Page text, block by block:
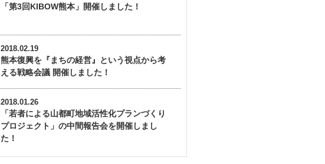
「第3回KIBOW熊本」開催しました！
2018.02.19
熊本復興を『まちの経営』という視点から考
える戦略会議 開催しました！
2018.01.26
「若者による山都町地域活性化プランづくり
プロジェクト」の中間報告会を開催しまし
た！